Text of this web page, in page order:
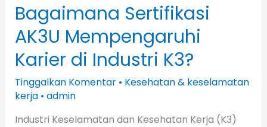
Bagaimana Sertifikasi
AK3U Mempengaruhi
Karier di Industri K3?
Tinggalkan Komentar • Kesehatan & keselamatan
kerja• admin
Industri Keselamatan dan Kesehatan Kerja (K3)